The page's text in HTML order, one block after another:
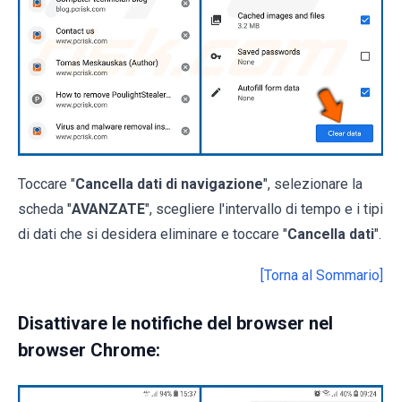
Toccare "Cancella dati di navigazione", selezionare la
scheda "AVANZATE", scegliere l'intervallo di tempo e i tipi
di dati che si desidera eliminare e toccare "Cancella dati".
[Torna al Sommario]
Disattivare le notifiche del browser nel
browser Chrome: